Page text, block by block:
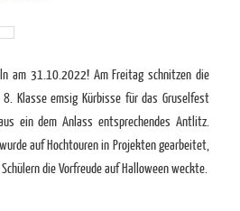
am 31.10.2022! Am Freitag schnitzen die
8. Klasse emsig Kürbisse für das Gruselfest
ein dem Anlass entsprechendes Antlitz.
auf Hochtouren in Projekten gearbeitet,
die Vorfreude auf Halloween weckte.